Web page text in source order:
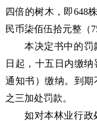
四倍的树木，即648
民币柒佰伍拾元整（
本决定书中的罚
日起，十五日内缴
通知书）缴纳。到
之三加处罚款。
如对本林业行政